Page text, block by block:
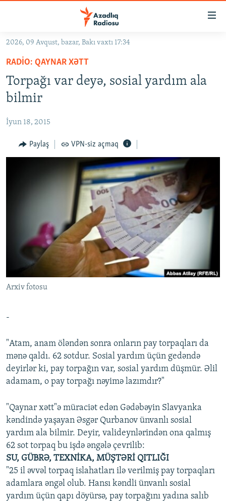
Əsas
qayıt
Əsas
naviqasiyaya
qayıt
Axtarışa
keç
GÜNDƏM
KORRUPSIOMETR
FƏRQƏ BAX
QANUNI DOĞRU
MULTIMEDIA
İNFOQRAFIKA
KARIKATURA
AZƏRBAYCAN ƏDƏBIYYATI KITABXANASI
İSLAM VƏ DEMOKRATIYA
İZ - MƏDƏNIYYƏT PROQRAMI
MISSIYAMIZ
PEŞƏ ETIKASI VƏ JURNALISTIKA STANDARTLARIMIZ
MATERIALLARIMIZDAN ISTIFADƏ
AZADLIQRADIOSU MOBIL TELEFONUNUZDA
BIZI IZLƏ
RFE/RL-in bütün saytları
2026, 09 Avqust, bazar, Bakı vaxtı 17:34
RADIO: QAYNAR XƏTT
Torpağı var deyə, sosial yardım ala
bilmir
İyun 18, 2015
Paylaş VPN-siz açmaq
Arxiv fotosu
-
"Atam, anam öləndən sonra onların pay torpaqları da
mənə qaldı. 62 sotdur. Sosial yardım üçün gedəndə
deyirlər ki, pay torpağın var, sosial yardım düşmür. Əlil
adamam, o pay torpağı nəyimə lazımdır?"
"Qaynar xətt"ə müraciət edən Gədəbəyin Slavyanka
kəndində yaşayan Əsgər Qurbanov ünvanlı sosial
yardım ala bilmir. Deyir, valideynlərindən ona qalmış
62 sot torpaq bu işdə əngələ çevrilib:
SU, GÜBRƏ, TEXNİKA, MÜŞTƏRİ QITLIĞI
"​25 il əvvəl torpaq islahatları ilə verilmiş pay torpaqları
adamlara əngəl olub. Hansı kəndli ünvanlı sosial
yardım üçün qapı döyürsə, pay torpağını yadına salıb